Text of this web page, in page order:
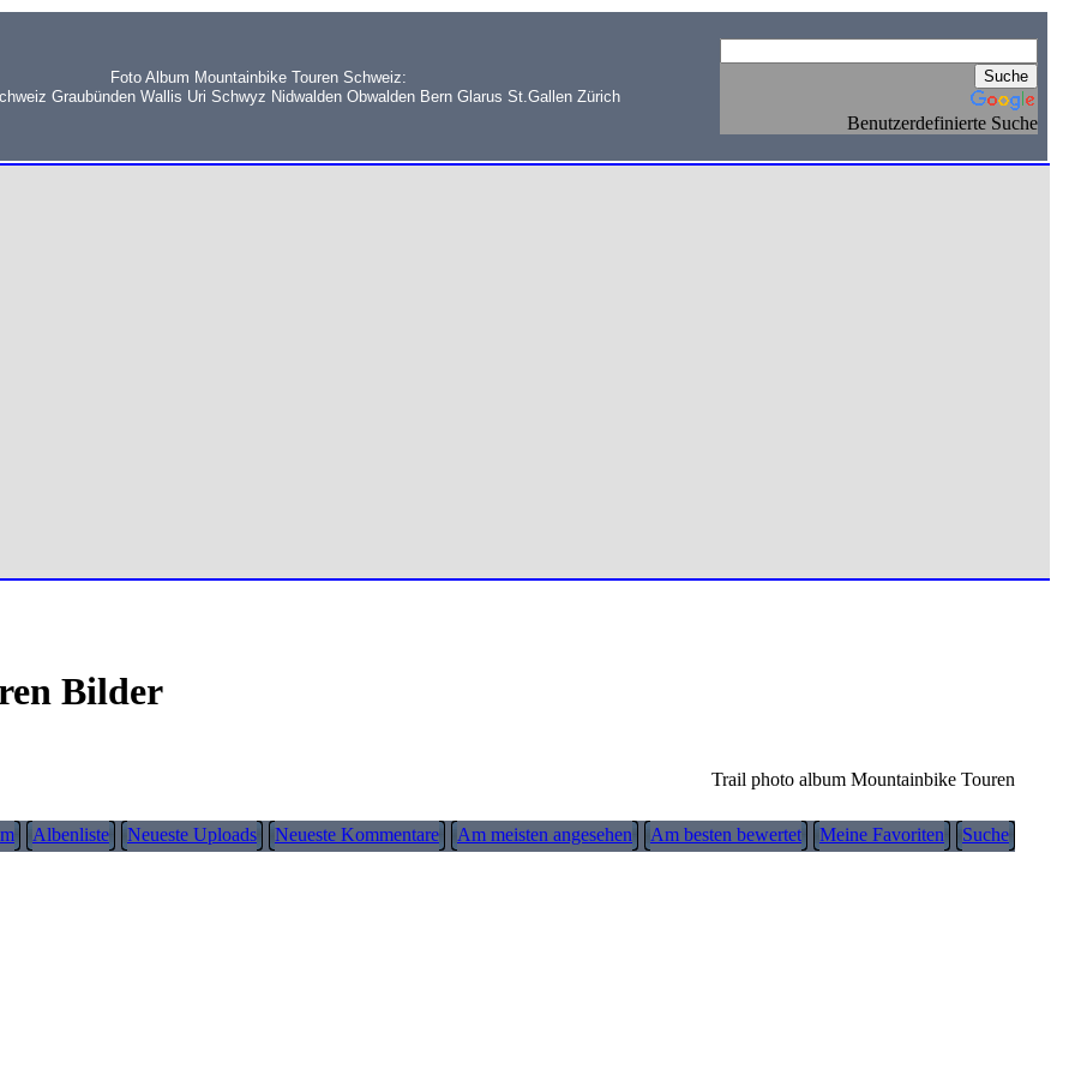
Foto Album Mountainbike Touren Schweiz:
Graubünden Wallis Uri Schwyz Nidwalden Obwalden Bern Glarus St.Gallen Zürich
Benutzerdefinierte Suche
Bilder
Trail photo album Mountainbike Touren
Albenliste Neueste Uploads Neueste Kommentare Am meisten angesehen Am besten bewertet Meine Favoriten Suche